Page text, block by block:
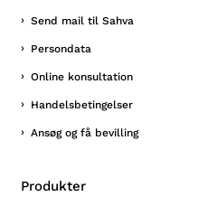
Send mail til Sahva
Persondata
Online konsultation
Handelsbetingelser
Ansøg og få bevilling
Produkter